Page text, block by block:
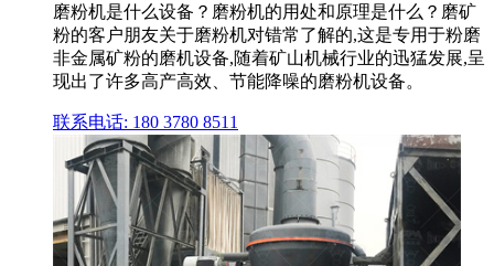
磨粉机是什么设备？磨粉机的用处和原理是什么？磨矿
粉的客户朋友关于磨粉机对错常了解的,这是专用于粉磨
非金属矿粉的磨机设备,随着矿山机械行业的迅猛发展,呈
现出了许多高产高效、节能降噪的磨粉机设备。
联系电话: 180 3780 8511